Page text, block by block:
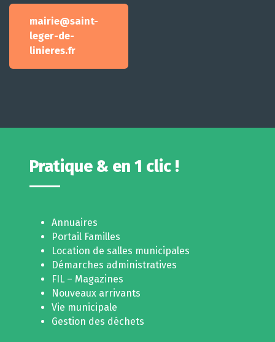
mairie@saint-
leger-de-
linieres.fr
Pratique & en 1 clic !
Annuaires
Portail Familles
Location de salles municipales
Démarches administratives
FIL – Magazines
Nouveaux arrivants
Vie municipale
Gestion des déchets